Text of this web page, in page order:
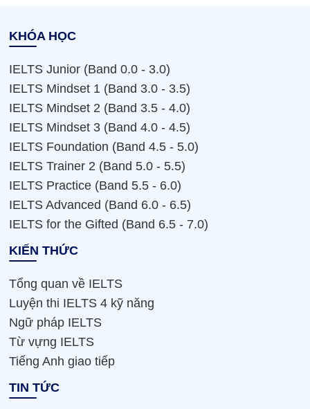
KHÓA HỌC
IELTS Junior (Band 0.0 - 3.0)
IELTS Mindset 1 (Band 3.0 - 3.5)
IELTS Mindset 2 (Band 3.5 - 4.0)
IELTS Mindset 3 (Band 4.0 - 4.5)
IELTS Foundation (Band 4.5 - 5.0)
IELTS Trainer 2 (Band 5.0 - 5.5)
IELTS Practice (Band 5.5 - 6.0)
IELTS Advanced (Band 6.0 - 6.5)
IELTS for the Gifted (Band 6.5 - 7.0)
KIẾN THỨC
Tổng quan về IELTS
Luyện thi IELTS 4 kỹ năng
Ngữ pháp IELTS
Từ vựng IELTS
Tiếng Anh giao tiếp
TIN TỨC